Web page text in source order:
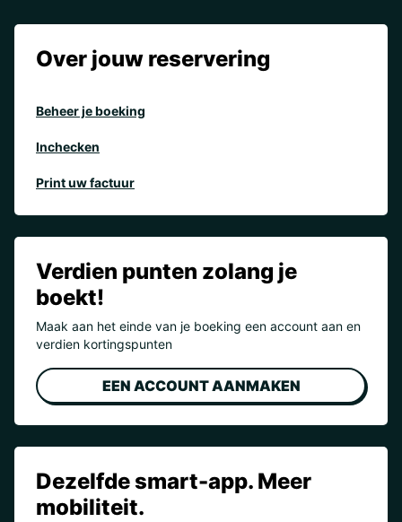
Over jouw reservering
Beheer je boeking
Inchecken
Print uw factuur
Verdien punten zolang je
boekt!
Maak aan het einde van je boeking een account aan en
verdien kortingspunten
EEN ACCOUNT AANMAKEN
Dezelfde smart-app. Meer
mobiliteit.